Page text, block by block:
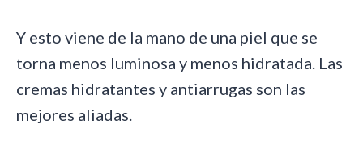
Y esto viene de la mano de una piel que se
torna menos luminosa y menos hidratada. Las
cremas hidratantes y antiarrugas son las
mejores aliadas.